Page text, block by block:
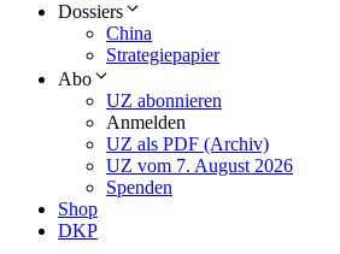
Dossiers
China
Strategiepapier
Abo
UZ abonnieren
Anmelden
UZ als PDF (Archiv)
UZ vom 7. August 2026
Spenden
Shop
DKP